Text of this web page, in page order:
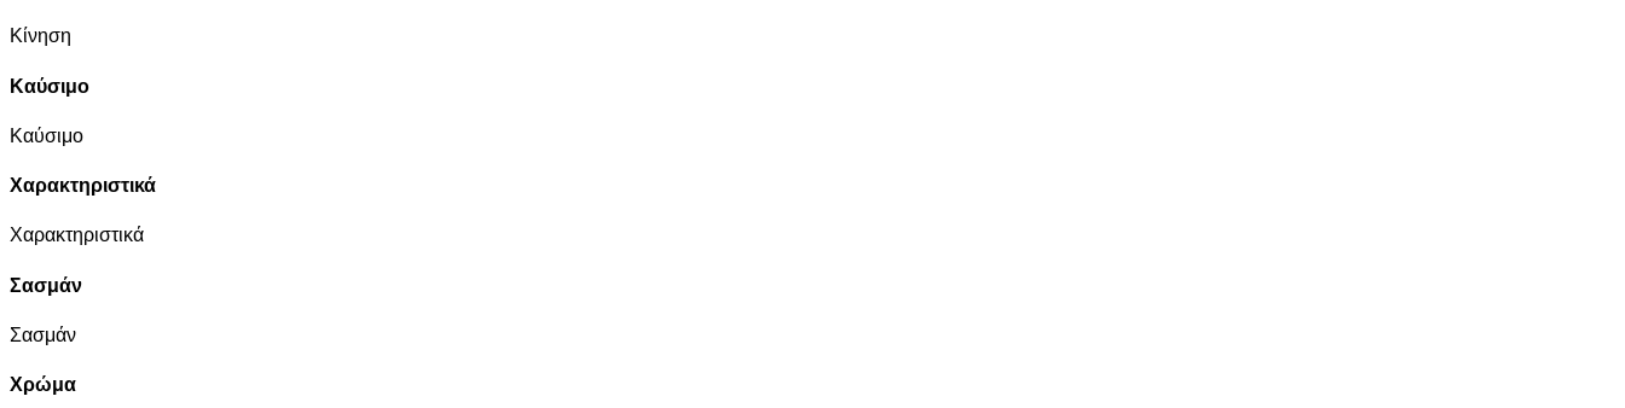
Κίνηση
Καύσιμο
Καύσιμο
Χαρακτηριστικά
Χαρακτηριστικά
Σασμάν
Σασμάν
Χρώμα